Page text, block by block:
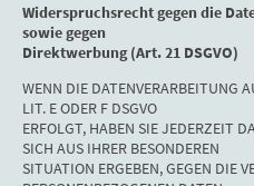
Widerspruchsrecht gegen die
sowie gegen
Direktwerbung (Art. 21 DSGVO)
WENN DIE DATENVERARBEITUNG
LIT. E ODER F DSGVO
ERFOLGT, HABEN SIE JEDERZEIT
SICH AUS IHRER BESONDEREN
SITUATION ERGEBEN, GEGEN DIE